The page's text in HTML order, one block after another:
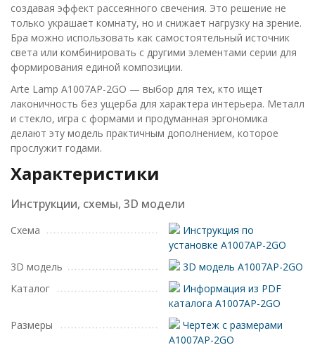
создавая эффект рассеянного свечения. Это решение не
только украшает комнату, но и снижает нагрузку на зрение.
Бра можно использовать как самостоятельный источник
света или комбинировать с другими элементами серии для
формирования единой композиции.
Arte Lamp A1007AP-2GO — выбор для тех, кто ищет
лаконичность без ущерба для характера интерьера. Металл
и стекло, игра с формами и продуманная эргономика
делают эту модель практичным дополнением, которое
прослужит годами.
Характеристики
Инструкции, схемы, 3D модели
Схема
Инструкция по
установке A1007AP-2GO
3D модель
3D модель A1007AP-2GO
Каталог
Информация из PDF
каталога A1007AP-2GO
Размеры
Чертеж с размерами
A1007AP-2GO